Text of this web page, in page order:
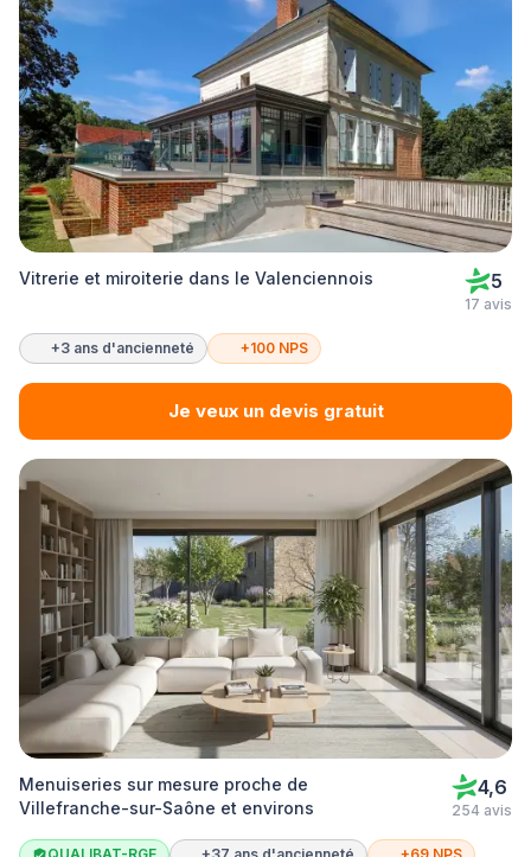
Vitrerie et miroiterie dans le Valenciennois 5
17 avis
+3 ans d'ancienneté +100 NPS
Je veux un devis gratuit
Menuiseries sur mesure proche de
Villefranche-sur-Saône et environs
4,6
254 avis